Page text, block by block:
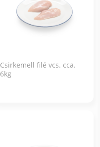
Csirkemell filé vcs. cca.
6kg